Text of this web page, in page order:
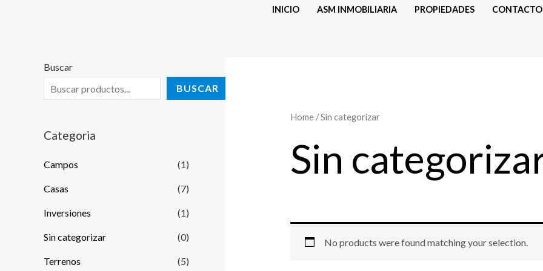
INICIO ASM INMOBILIARIA PROPIEDADES CONTACTO
Buscar
BUSCAR
Categoria
Campos (1)
Casas (7)
Inversiones (1)
Sin categorizar (0)
Terrenos (5)
Home/ Sin categorizar
Sin
No products were found matching your selection.